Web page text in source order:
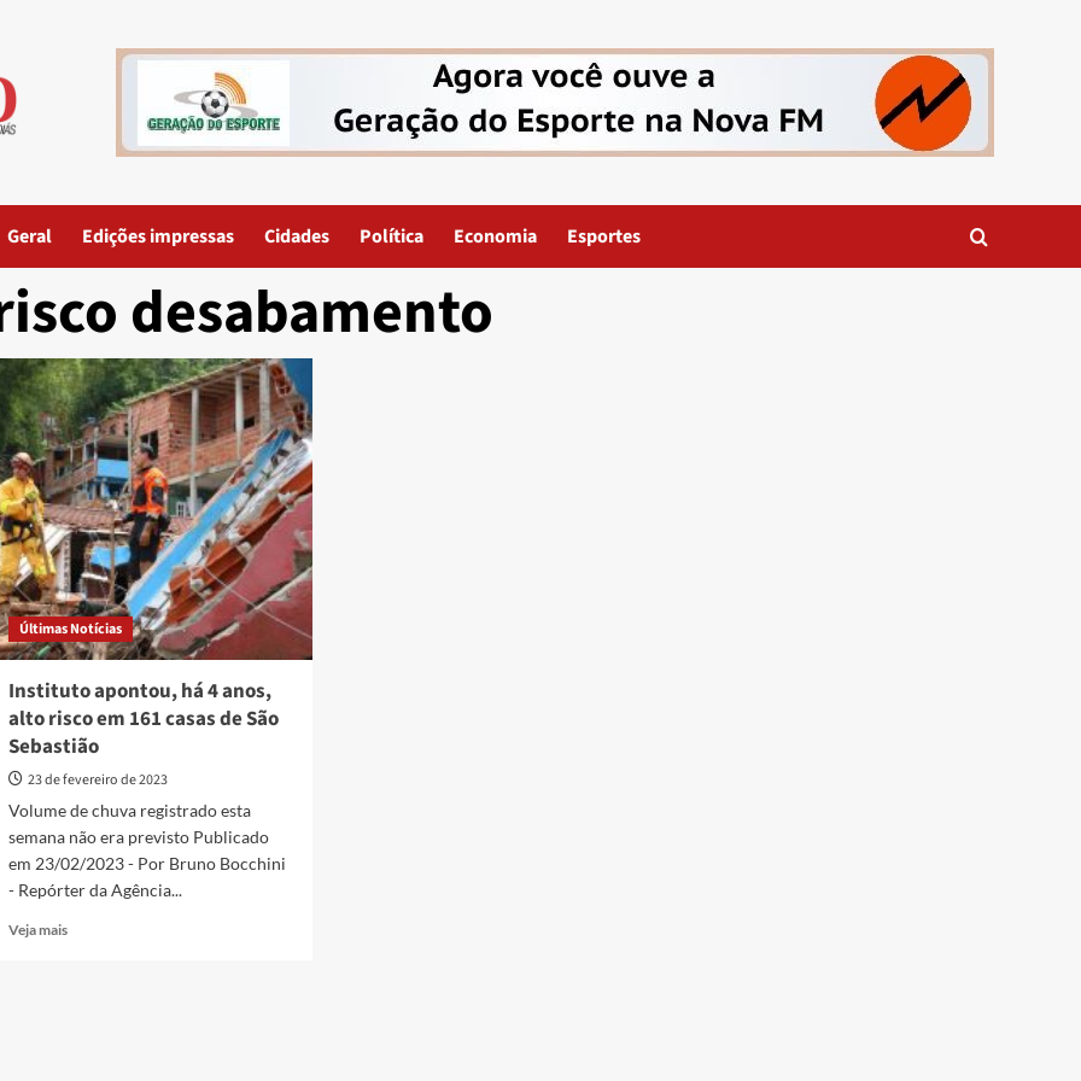
Geral Edições impressas Cidades Política Economia Esportes
desabamento
Últimas Notícias
Instituto apontou, há 4 anos,
alto risco em 161 casas de São
Sebastião
23 de fevereiro de 2023
Volume de chuva registrado esta
semana não era previsto Publicado
em 23/02/2023 - Por Bruno Bocchini
- Repórter da Agência...
Veja maisRead